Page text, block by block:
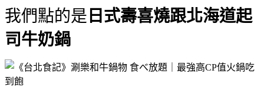
我們點的是 日式壽喜燒跟北海道起
司牛奶鍋